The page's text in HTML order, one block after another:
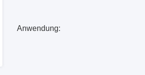
Anwendung: